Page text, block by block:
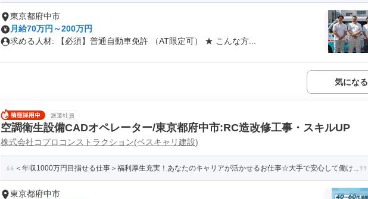
東京都府中市
月給70万円～200万円
求める人材: 【必須】普通自動車免許 （AT限定可） ★ こんな方...
気になる
派遣社員
空調衛生設備CADオペレーター/東京都府中市:RC造改修工事・スキルUP
株式会社コプロコンストラクション(ベスキャリ建設)
＜年収1000万円目指せる仕事＞福利厚生充実！あなたのキャリアが活かせるお仕事☆大手で安心して働け...
東京都府中市